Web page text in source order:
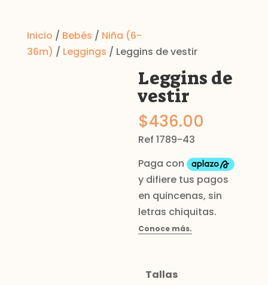
Inicio / Bebés / Niña (6-
36m) / Leggings / Leggins de vestir
Leggins de
vestir
$436.00
Ref 1789-43
Tallas